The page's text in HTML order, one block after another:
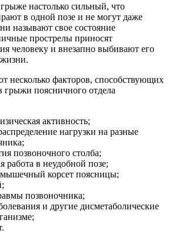
настолько сильный, что
в одной позе и не могут даже
называют свое состояние
прострелы приносят
человеку и внезапно выбивают его
несколько факторов, способствующих
поясничного отдела
активность;
нагрузки на разные
позвоночного столба;
работа в неудобной позе;
корсет поясницы;
позвоночника;
и другие дисметаболические